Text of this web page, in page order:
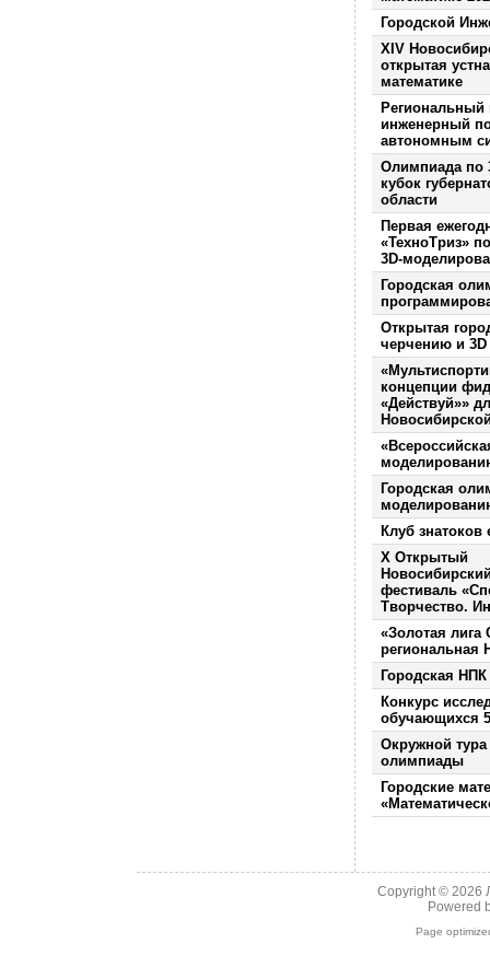
Городской
XIV
открытая
математике
Региональный
инженерный
автономным
Олимпиада по
кубок
области
Первая
«ТехноТриз»
3D-
Городская
Открытая
черчению и 3D
концепции
«Действуй»»
Городская
Клуб знатоков
Х Открытый
фестиваль
Творчество.
«Золотая лига
региональная
Городская
Конкурс
обучающихся
Окружной
олимпиады
Городские
Copyright © 2026
Powered
Page